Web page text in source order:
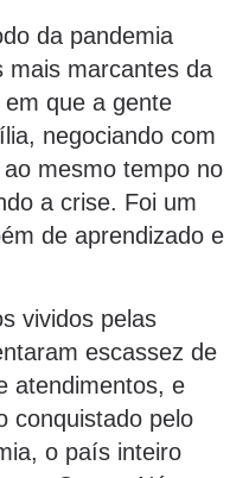
da pandemia
mais marcantes da
que a gente
negociando com
mesmo tempo no
a crise. Foi um
de aprendizado e
vividos pelas
escassez de
atendimentos, e
conquistado pelo
o país inteiro